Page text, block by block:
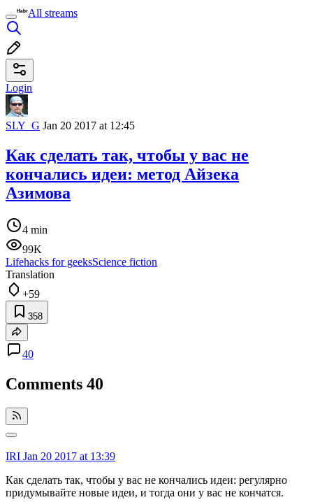
All streams
Login
SLY_G Jan 20 2017 at 12:45
Как сделать так, чтобы у вас не
кончались идеи: метод Айзека
Азимова
4 min
99K
Lifehacks for geeksScience fiction
Translation
+59
358
40
Comments 40
IRI Jan 20 2017 at 13:39
Как сделать так, чтобы у вас не кончались идеи: регулярно
придумывайте новые идеи, и тогда они у вас не кончатся.